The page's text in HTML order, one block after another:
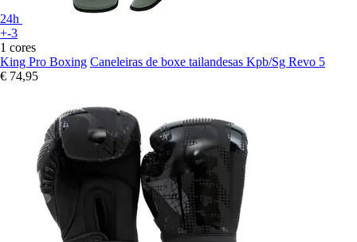
24h
+-3
1 cores
King Pro Boxing Caneleiras de boxe tailandesas Kpb/Sg Revo 5
€ 74,95